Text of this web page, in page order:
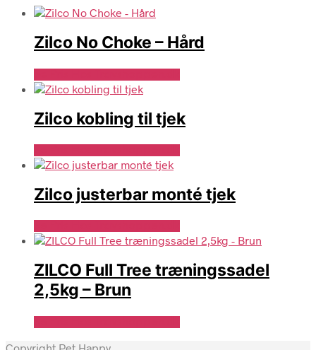
Zilco No Choke – Hård
Zilco kobling til tjek
Zilco justerbar monté tjek
ZILCO Full Tree træningssadel
2,5kg – Brun
Copyright Pet Happy